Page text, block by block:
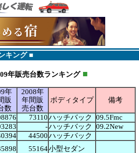
キング ■
年販売台数ランキング■
年
販
数
2008年
年間販
売台数
ボディタイプ 備考
73110ハッチバック
09.5Fmc
-ハッチバック
09.2New
44500ハッチバック
55164小型セダン